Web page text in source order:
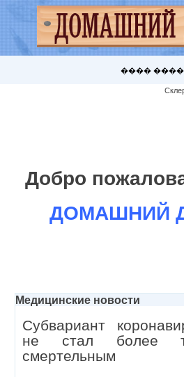
����
Добро
ДОМАШНИЙ
Медицинские новости
Субвариант
не стал более
смертельным